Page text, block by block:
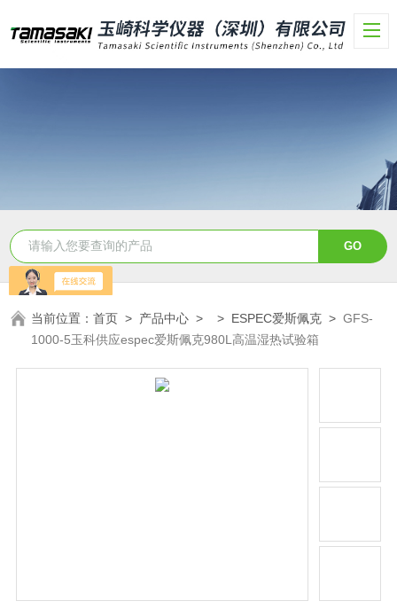
当前位置：首页 > 产品中心 > > ESPEC爱斯佩克 >GFS-
1000-5玉科供应espec爱斯佩克980L高温湿热试验箱